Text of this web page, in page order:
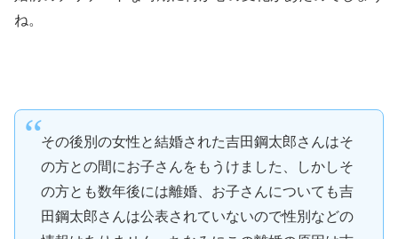
ね。
その後別の女性と結婚された吉田鋼太郎さんはそ
の方との間にお子さんをもうけました、しかしそ
の方とも数年後には離婚、お子さんについても吉
田鋼太郎さんは公表されていないので性別などの